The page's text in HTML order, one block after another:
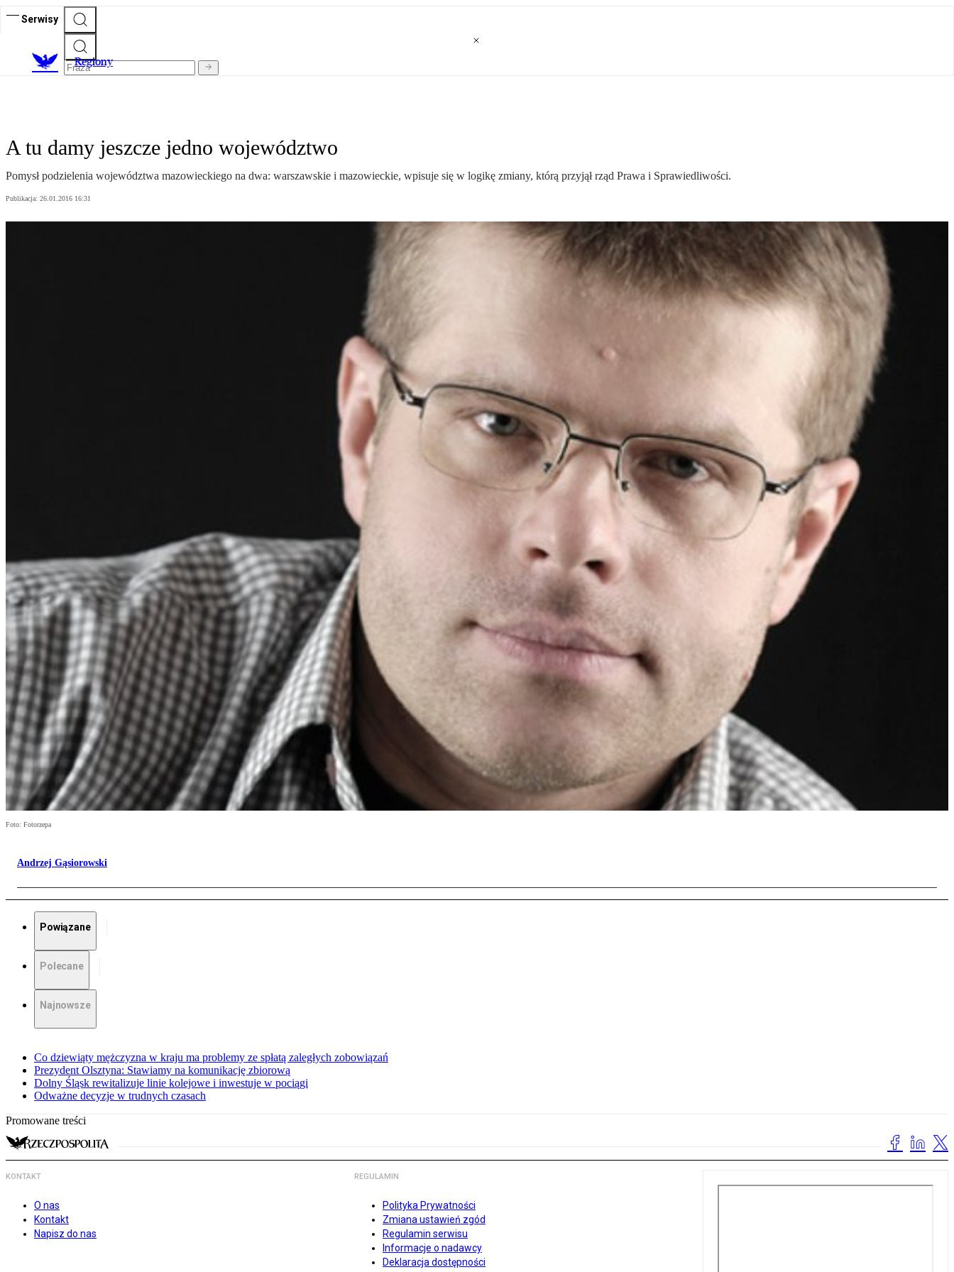
Serwisy
Regiony
A tu damy jeszcze jedno województwo
Pomysł podzielenia województwa mazowieckiego na dwa: warszawskie i mazowieckie, wpisuje się w logikę zmiany, którą przyjął rząd Prawa i Sprawiedliwości.
Publikacja: 26.01.2016 16:31
Foto: Fotorzepa
Andrzej Gąsiorowski
Powiązane
Polecane
Najnowsze
Co dziewiąty mężczyzna w kraju ma problemy ze spłatą zaległych zobowiązań
Prezydent Olsztyna: Stawiamy na komunikację zbiorową
Dolny Śląsk rewitalizuje linie kolejowe i inwestuje w pociągi
Odważne decyzje w trudnych czasach
Promowane treści
KONTAKT
O nas
Kontakt
Napisz do nas
REGULAMIN
Polityka Prywatności
Zmiana ustawień zgód
Regulamin serwisu
Informacje o nadawcy
Deklaracja dostępności